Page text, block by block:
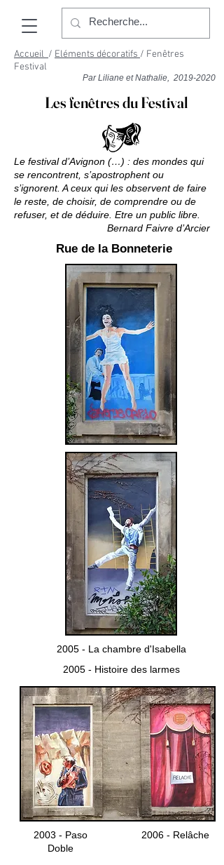
Accueil / Eléments décoratifs / Fenêtres
Festival
Par Liliane et Nathalie, 2019-2020
Les fenêtres du Festival
Le festival d’Avignon (…) : des mondes qui
se rencontrent, s’apostrophent ou
s’ignorent. A ceux qui les observent de faire
le reste, de choisir, de comprendre ou de
refuser, et de déduire. Etre un public libre.
Bernard Faivre d’Arcier
Rue de la Bonneterie
2005 - La chambre d'Isabella
2005 - Histoire des larmes
2003 - Paso
Doble
2006 - Relâche